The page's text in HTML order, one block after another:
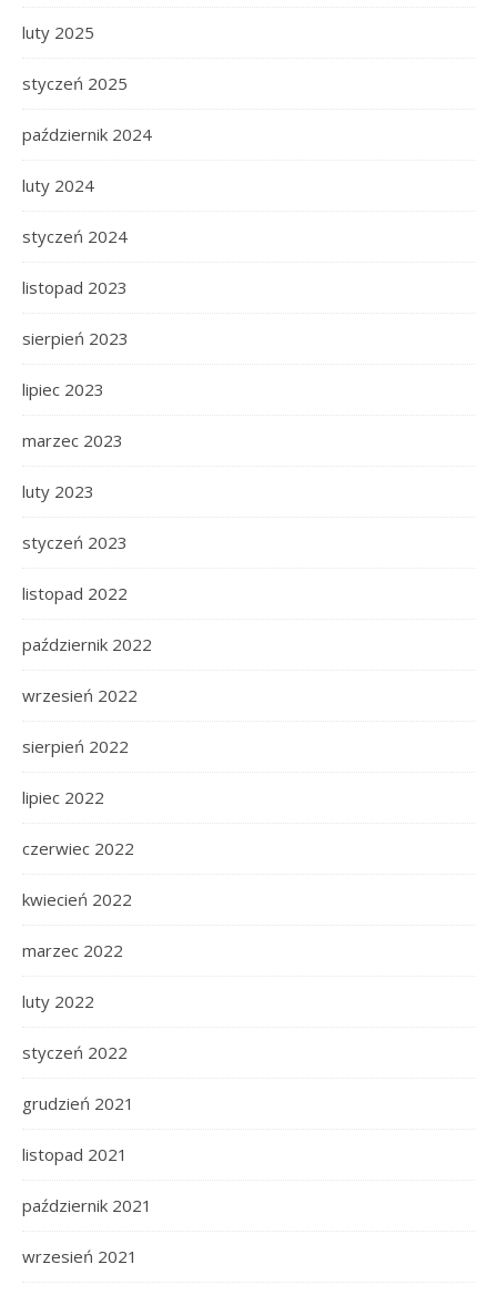
luty 2025
styczeń 2025
październik 2024
luty 2024
styczeń 2024
listopad 2023
sierpień 2023
lipiec 2023
marzec 2023
luty 2023
styczeń 2023
listopad 2022
październik 2022
wrzesień 2022
sierpień 2022
lipiec 2022
czerwiec 2022
kwiecień 2022
marzec 2022
luty 2022
styczeń 2022
grudzień 2021
listopad 2021
październik 2021
wrzesień 2021